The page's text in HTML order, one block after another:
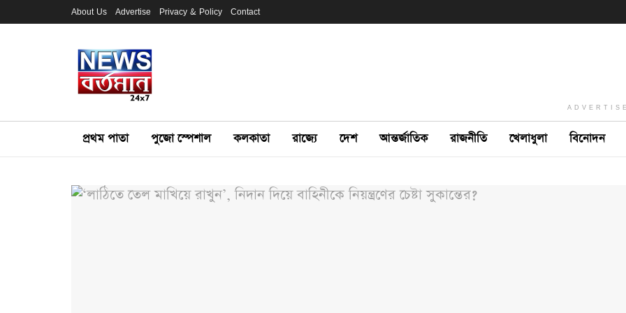
About Us Advertise Privacy & Policy Contact
প্রথম পাতা পুজো স্পেশাল কলকাতা রাজ্যে দেশ আন্তর্জাতিক রাজনীতি খেলাধুলা বিনোদন